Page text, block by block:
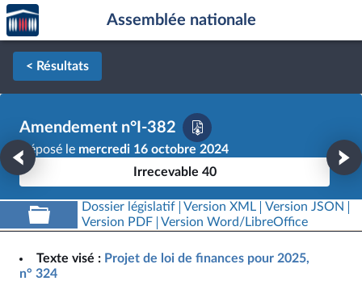
Aller au contenu
Aller en bas de la page
Accèder
à la
page
d'accueil
Assemblée nationale
< Résultats
Amendement n°I-382
Déposé le mercredi 16 octobre 2024
Irrecevable 40
Dossier législatif Version XML
Version JSON
Version PDF
Version Word/LibreOffice
Texte visé : Projet de loi de finances pour 2025,
n° 324